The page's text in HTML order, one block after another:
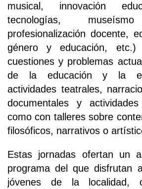
musical, innovación
tecnologías,
profesionalización docente,
género y educación, etc.)
cuestiones y problemas
de la educación y la
actividades teatrales,
documentales y
como con talleres sobre
filosóficos, narrativos o
Estas jornadas ofertan un
programa del que disfrutan
jóvenes de la localidad,